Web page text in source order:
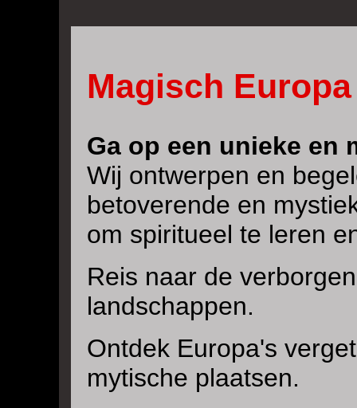
Magisch Europa
Ga op een unieke en
Wij ontwerpen en
betoverende en
om spiritueel te leren
Reis naar de
landschappen.
Ontdek Europa's
mytische plaatsen.